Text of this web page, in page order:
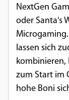
NextGen
oder Santa's
lassen sich
kombinieren,
zum Start im
hohe Boni
Google